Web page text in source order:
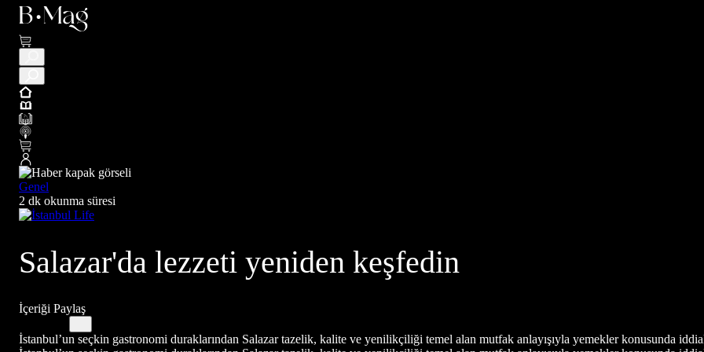
Genel
2 dk okunma süresi
Salazar'da lezzeti yeniden keşfedin
İçeriği Paylaş
İstanbul’un seçkin gastronomi duraklarından Salazar tazelik, kalite ve yenilikçiliği temel alan mutfak anlayışıyla yemekler konusunda